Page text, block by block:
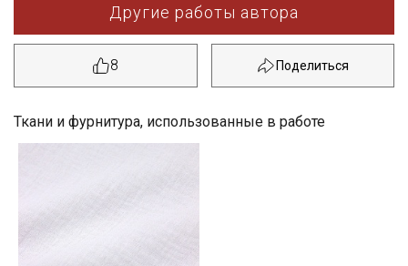
Другие работы автора
8
Ткани и фурнитура, использованные в работе